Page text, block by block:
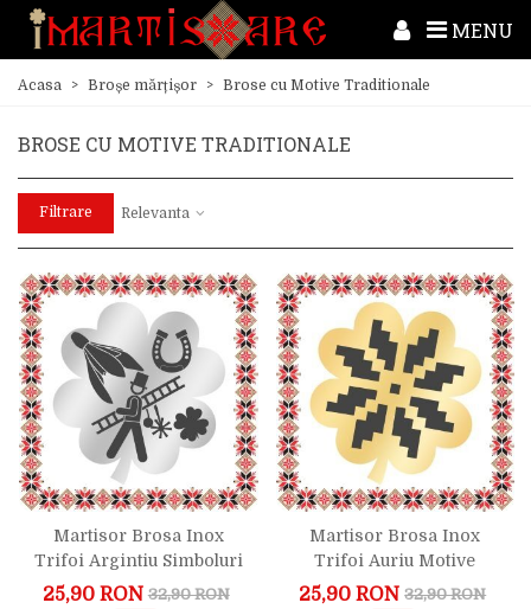
MENU
Acasa > Broșe mărțișor > Brose cu Motive Traditionale
BROSE CU MOTIVE TRADITIONALE
Filtrare Relevanta
Martisor Brosa Inox
Trifoi Argintiu Simboluri
Norocoase
25,90 RON 32,90 RON
Martisor Brosa Inox
Trifoi Auriu Motive
Traditionale
25,90 RON 32,90 RON